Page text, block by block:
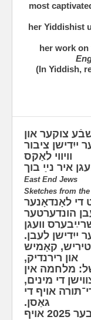
most
her Yiddishist
her work on
(In Yiddish,
צוקער און
ייִדישן ציבור
וויווי לאַקס
איר נײַ בוך
East End Jews
Sketches from
און 1954 האָט די לאָנדאָנער
הונדערטער
וועגן
ייִדישן לעבן.
קאָמיש
און רירנדיק,
מלחמה אין
די מינים,
אויף די
גאַסן.
(אַרויסגעגעבן דעם 13טן נאָוועמבער 2025 אויף